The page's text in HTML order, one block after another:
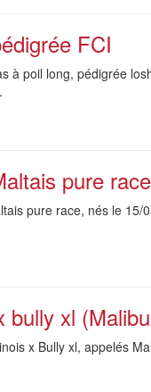
FCI
à poil long, pédigrée
pure race
pure race, nés le
bully xl
x Bully xl, appelés